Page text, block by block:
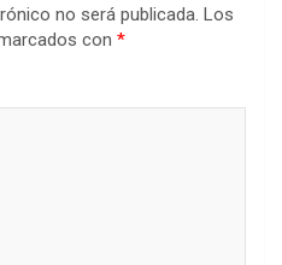
no será publicada. Los
con *